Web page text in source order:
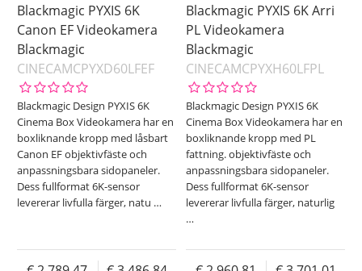
Blackmagic PYXIS 6K
Canon EF Videokamera
Blackmagic
CINECAMCPYXD60LFEF
Blackmagic Design PYXIS 6K
Cinema Box Videokamera har en
boxliknande kropp med låsbart
Canon EF objektivfäste och
anpassningsbara sidopaneler.
Dess fullformat 6K-sensor
levererar livfulla färger, natu …
Blackmagic PYXIS 6K Arri
PL Videokamera
Blackmagic
CINECAMCPYXH60LFPL
Blackmagic Design PYXIS 6K
Cinema Box Videokamera har en
boxliknande kropp med PL
fattning. objektivfäste och
anpassningsbara sidopaneler.
Dess fullformat 6K-sensor
levererar livfulla färger, naturlig
…